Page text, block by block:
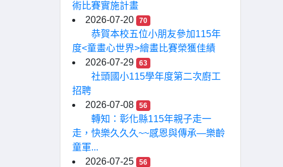
術比賽實施計畫
2026-07-20
70
恭賀本校五位小朋友參加115年
度<童畫心世界>繪畫比賽榮獲佳績
2026-07-29
63
社頭國小115學年度第二次廚工
招聘
2026-07-08
56
轉知：彰化縣115年親子走一
走，快樂久久久~~感恩與傳承—樂齡
童軍...
2026-07-25
56